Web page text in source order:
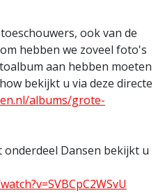
ook van de
hebben we zoveel foto's
aan hebben moeten
bekijkt u via deze directe
albums/grote-
Dansen bekijkt u